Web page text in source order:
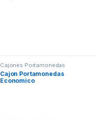
Cajones Portamonedas
Cajon Portamonedas
Economico